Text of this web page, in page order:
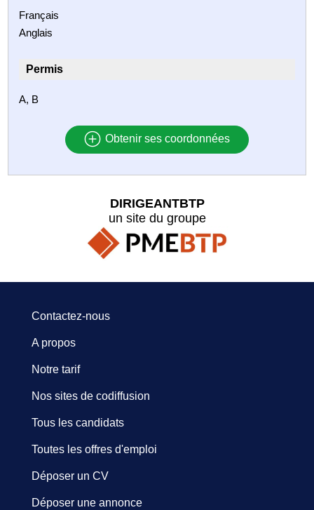
Français
Anglais
Permis
A, B
Obtenir ses coordonnées
DIRIGEANTBTP
un site du groupe
Contactez-nous
A propos
Notre tarif
Nos sites de codiffusion
Tous les candidats
Toutes les offres d'emploi
Déposer un CV
Déposer une annonce